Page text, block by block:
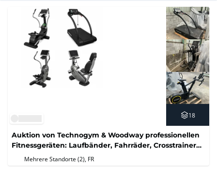
18
Auktion von Technogym & Woodway professionellen
Fitnessgeräten: Laufbänder, Fahrräder, Crosstrainer
und Kraftgeräte (kein Mindestpreis)
Mehrere Standorte (2) , FR